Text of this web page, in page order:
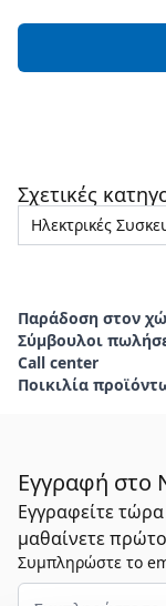
Σχετικές
Ηλεκτρικές
Παράδοση στον
Σύμβουλοι
Call center
Ποικιλία
Εγγραφή στο
Εγγραφείτε
μαθαίνετε
Συμπληρώστε το